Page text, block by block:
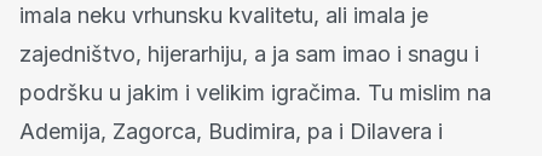
imala neku vrhunsku kvalitetu, ali imala je
zajedništvo, hijerarhiju, a ja sam imao i snagu i
podršku u jakim i velikim igračima. Tu mislim na
Ademija, Zagorca, Budimira, pa i Dilavera i